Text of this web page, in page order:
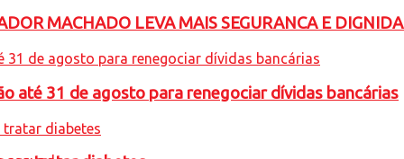
MACHADO LEVA MAIS SEGURANCA E
até 31 de agosto para renegociar dívidas bancárias